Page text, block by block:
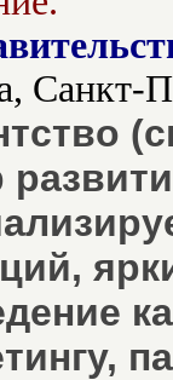
Санкт-